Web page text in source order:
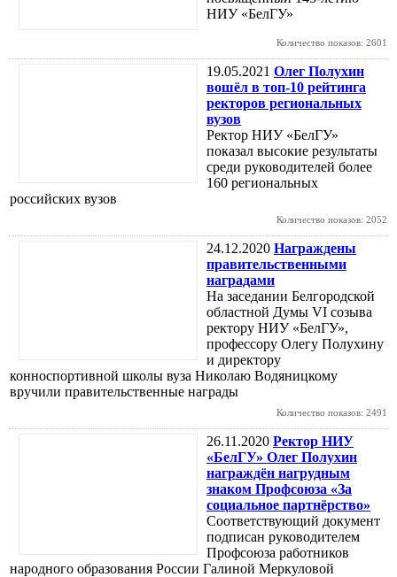
НИУ «БелГУ»
Количество показов: 2601
19.05.2021 Олег Полухин
вошёл в топ-10 рейтинга
ректоров региональных
вузов
Ректор НИУ «БелГУ»
показал высокие результаты
среди руководителей более
160 региональных
российских вузов
Количество показов: 2052
24.12.2020 Награждены
правительственными
наградами
На заседании Белгородской
областной Думы VI созыва
ректору НИУ «БелГУ»,
профессору Олегу Полухину
и директору
конноспортивной школы вуза Николаю Водяницкому
вручили правительственные награды
Количество показов: 2491
26.11.2020 Ректор НИУ
«БелГУ» Олег Полухин
награждён нагрудным
знаком Профсоюза «За
социальное партнёрство»
Соответствующий документ
подписан руководителем
Профсоюза работников
народного образования России Галиной Меркуловой